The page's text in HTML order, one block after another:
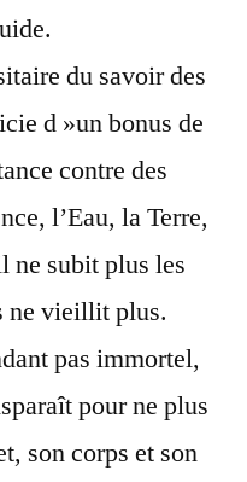
du savoir des
d »un bonus de
contre des
l’Eau, la Terre,
ne subit plus les
ne vieillit plus.
pas immortel,
pour ne plus
son corps et son